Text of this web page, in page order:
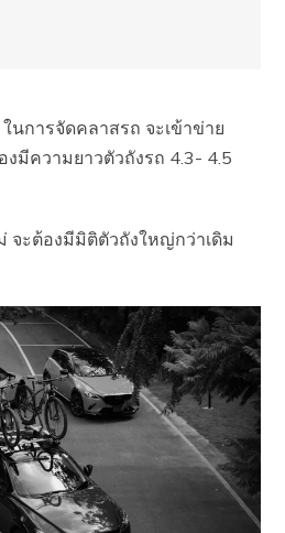
นการจัดคลาสรถ จะเข้าข่าย
งมีความยาวตัวถังรถ 4.3- 4.5
จะต้องมีมิติตัวถังใหญ่กว่าเดิม